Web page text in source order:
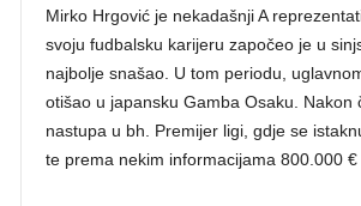
Mirko Hrgović je nekadašnji A
svoju fudbalsku karijeru započeo je u
najbolje snašao. U tom periodu,
otišao u japansku Gamba Osaku.
nastupa u bh. Premijer ligi, gdje se
te prema nekim informacijama 800.000